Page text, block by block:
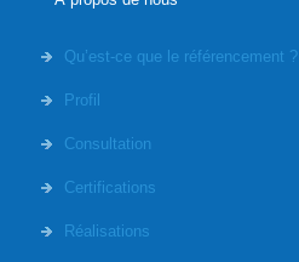
Qu’est-ce que le référencement ?
Profil
Consultation
Certifications
Réalisations